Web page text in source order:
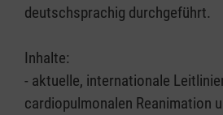
deutschsprachig durchgeführt.
Inhalte:
- aktuelle, internationale
cardiopulmonalen Reanimation